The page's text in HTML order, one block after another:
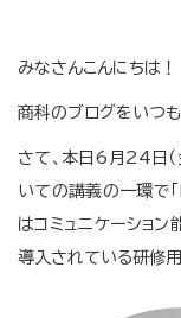
みなさんこんにちは！
商科のブログをいつも
さて、本日6月24日（
いての講義の一環で
はコミュニケーショ
導入されている研修用